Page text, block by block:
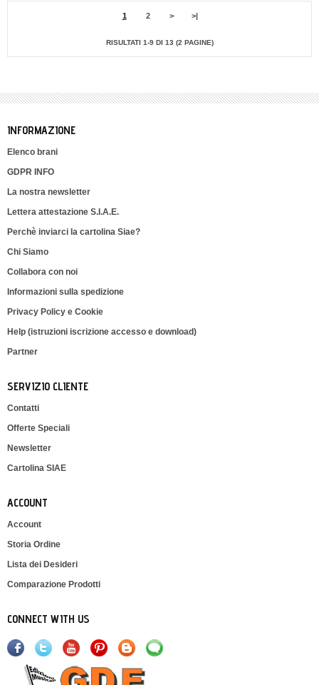
1 2 > >|
RISULTATI 1-9 DI 13 (2 PAGINE)
INFORMAZIONE
Elenco brani
GDPR INFO
La nostra newsletter
Lettera attestazione S.I.A.E.
Perchè inviarci la cartolina Siae?
Chi Siamo
Collabora con noi
Informazioni sulla spedizione
Privacy Policy e Cookie
Help (istruzioni iscrizione accesso e download)
Partner
SERVIZIO CLIENTE
Contatti
Offerte Speciali
Newsletter
Cartolina SIAE
ACCOUNT
Account
Storia Ordine
Lista dei Desideri
Comparazione Prodotti
CONNECT WITH US